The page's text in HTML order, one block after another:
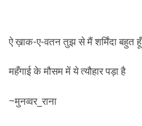
ऐ ख़ाक-ए-वतन तुझ से मैं शर्मिंदा बहुत हूँ
महँगाई के मौसम में ये त्यौहार पड़ा है
~मुनव्वर_राना